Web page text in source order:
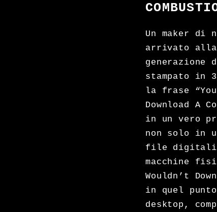
Un maker di
arrivato
generazione
stampato in
la frase “You
Download A
in un vero
non solo in
file digitali
macchine
Wouldn’t
in quel
desktop,